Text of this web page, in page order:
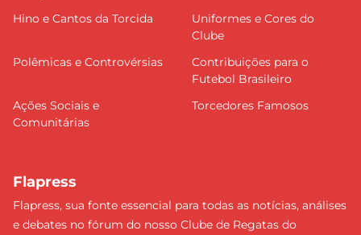
Hino e Cantos da Torcida
Uniformes e Cores do
Clube
Polêmicas e Controvérsias
Contribuições para o
Futebol Brasileiro
Ações Sociais e
Comunitárias
Torcedores Famosos
Flapress
Flapress, sua fonte essencial para todas as notícias, análises
e debates no fórum do nosso Clube de Regatas do